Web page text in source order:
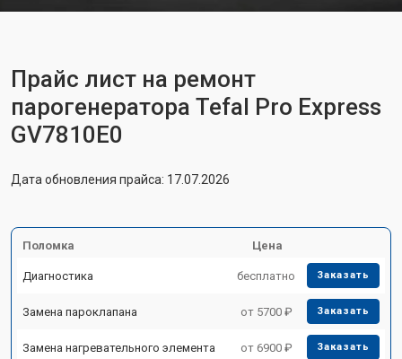
Прайс лист на ремонт
парогенератора Tefal Pro Express
GV7810E0
Дата обновления прайса: 17.07.2026
Поломка Цена
Диагностика бесплатно Заказать
Замена пароклапана от 5700 ₽ Заказать
Замена нагревательного элемента от 6900 ₽ Заказать